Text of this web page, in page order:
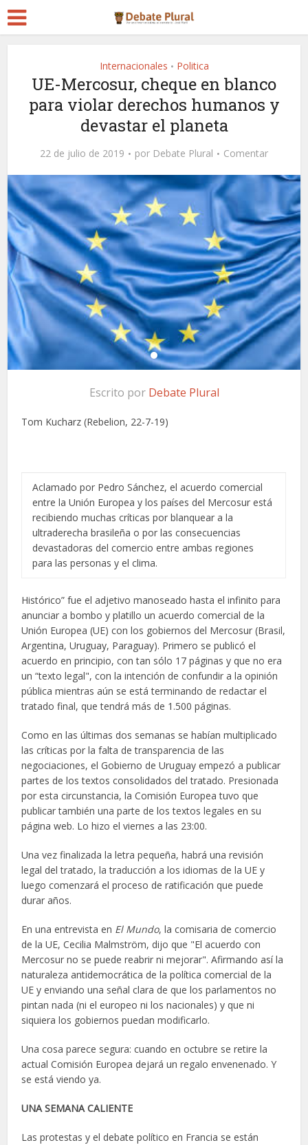
Internacionales • Politica
UE-Mercosur, cheque en blanco
para violar derechos humanos y
devastar el planeta
22 de julio de 2019 por Debate Plural Comentar
Escrito por Debate Plural
Tom Kucharz (Rebelion, 22-7-19)
Aclamado por Pedro Sánchez, el acuerdo comercial
entre la Unión Europea y los países del Mercosur está
recibiendo muchas críticas por blanquear a la
ultraderecha brasileña o por las consecuencias
devastadoras del comercio entre ambas regiones
para las personas y el clima.
Histórico” fue el adjetivo manoseado hasta el infinito para
anunciar a bombo y platillo un acuerdo comercial de la
Unión Europea (UE) con los gobiernos del Mercosur (Brasil,
Argentina, Uruguay, Paraguay). Primero se publicó el
acuerdo en principio, con tan sólo 17 páginas y que no era
un “texto legal", con la intención de confundir a la opinión
pública mientras aún se está terminando de redactar el
tratado final, que tendrá más de 1.500 páginas.
Como en las últimas dos semanas se habían multiplicado
las críticas por la falta de transparencia de las
negociaciones, el Gobierno de Uruguay empezó a publicar
partes de los textos consolidados del tratado. Presionada
por esta circunstancia, la Comisión Europea tuvo que
publicar también una parte de los textos legales en su
página web. Lo hizo el viernes a las 23:00.
Una vez finalizada la letra pequeña, habrá una revisión
legal del tratado, la traducción a los idiomas de la UE y
luego comenzará el proceso de ratificación que puede
durar años.
En una entrevista en El Mundo, la comisaria de comercio
de la UE, Cecilia Malmström, dijo que "El acuerdo con
Mercosur no se puede reabrir ni mejorar". Afirmando así la
naturaleza antidemocrática de la política comercial de la
UE y enviando una señal clara de que los parlamentos no
pintan nada (ni el europeo ni los nacionales) y que ni
siquiera los gobiernos puedan modificarlo.
Una cosa parece segura: cuando en octubre se retire la
actual Comisión Europea dejará un regalo envenenado. Y
se está viendo ya.
UNA SEMANA CALIENTE
Las protestas y el debate político en Francia se están